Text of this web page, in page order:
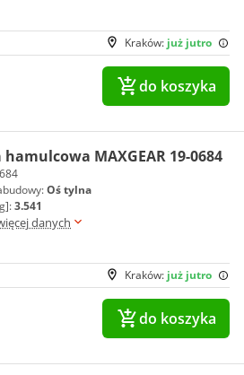
Kraków: już jutro
do koszyka
hamulcowa MAXGEAR 19-0684
Oś tylna
3.541
danych
Kraków: już jutro
do koszyka